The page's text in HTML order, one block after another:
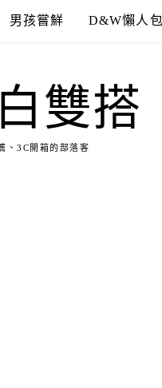
男孩嘗鮮 D&W懶人
雙搭
、3C開箱的部落客